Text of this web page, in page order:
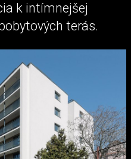
k intímnejšej
terás.